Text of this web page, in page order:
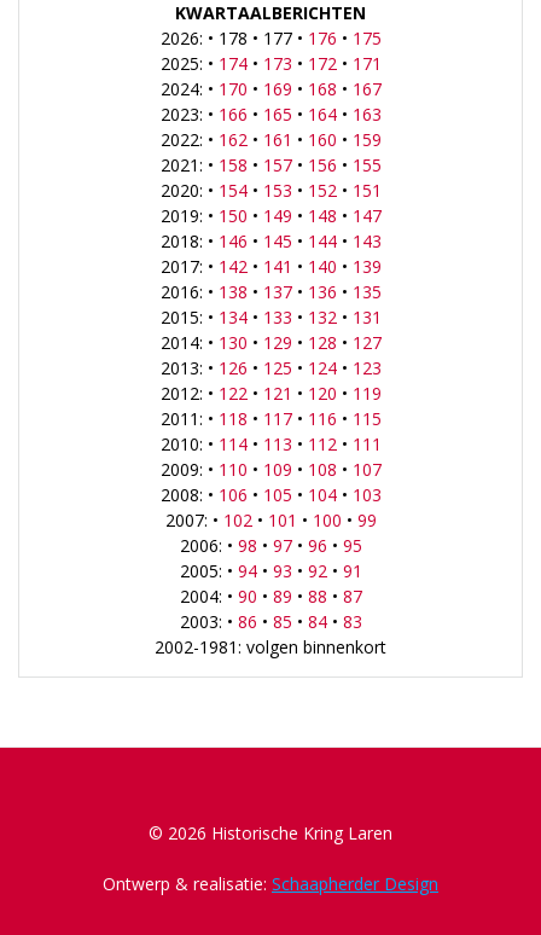
KWARTAALBERICHTEN
2026: • 178 • 177 • 176 • 175
2025: • 174• 173 • 172• 171
2024: • 170 • 169 • 168 • 167
2023: • 166 • 165 • 164• 163
2022: • 162• 161 • 160 • 159
2021: • 158 • 157• 156 • 155
2020: • 154• 153 • 152• 151
2019: • 150 • 149 • 148 • 147
2018: • 146 • 145 • 144• 143
2017: • 142• 141 • 140 • 139
2016: • 138 • 137• 136 • 135
2015: • 134• 133 • 132• 131
2014: • 130 • 129 • 128 • 127
2013: • 126 • 125 • 124• 123
2012: • 122• 121 • 120 • 119
2011: • 118 • 117• 116 • 115
2010: • 114• 113 • 112• 111
2009: • 110 • 109 • 108 • 107
2008: • 106 • 105 • 104• 103
2007: • 102• 101 • 100 • 99
2006: • 98 • 97• 96 • 95
2005: • 94• 93 • 92• 91
2004: • 90 • 89 • 88 • 87
2003: • 86 • 85 • 84• 83
2002-1981: volgen binnenkort
© 2026 Historische Kring Laren
Ontwerp & realisatie: Schaapherder Design